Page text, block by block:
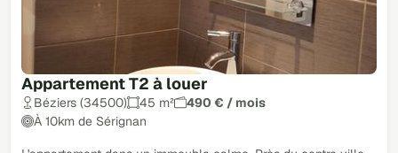
Appartement T2 à louer
Béziers (34500) 45 m²
490 € / mois
À 10km de Sérignan